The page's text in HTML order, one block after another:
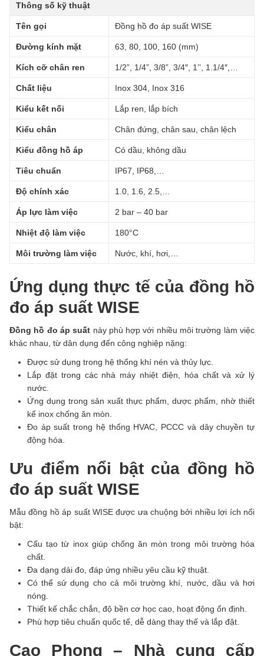
Thông số kỹ thuật
Tên gọi Đồng hồ đo áp suất WISE
Đường kính mặt 63, 80, 100, 160 (mm)
Kích cỡ chân ren 1/2”, 1/4”, 3/8”, 3/4″, 1’’, 1.1/4″,…
Chất liệu Inox 304, Inox 316
Kiểu kết nối Lắp ren, lắp bích
Kiểu chân Chân đứng, chân sau, chân lệch
Kiểu đồng hồ áp Có dầu, không dầu
Tiêu chuẩn IP67, IP68,…
Độ chính xác 1.0, 1.6, 2.5,…
Áp lực làm việc 2 bar – 40 bar
Nhiệt độ làm việc 180°C
Môi trường làm việc Nước, khí, hơi,…
Ứng dụng thực tế của đồng hồ
đo áp suất WISE
Đồng hồ đo áp suất này phù hợp với nhiều môi trường làm việc
khác nhau, từ dân dụng đến công nghiệp nặng:
Được sử dụng trong hệ thống khí nén và thủy lực.
Lắp đặt trong các nhà máy nhiệt điện, hóa chất và xử lý
nước.
Ứng dụng trong sản xuất thực phẩm, dược phẩm, nhờ thiết
kế inox chống ăn mòn.
Đo áp suất trong hệ thống HVAC, PCCC và dây chuyền tự
động hóa.
Ưu điểm nổi bật của đồng hồ
đo áp suất WISE
Mẫu đồng hồ áp suất WISE được ưa chuộng bởi nhiều lợi ích nổi
bật:
Cấu tạo từ inox giúp chống ăn mòn trong môi trường hóa
chất.
Đa dạng dải đo, đáp ứng nhiều yêu cầu kỹ thuật.
Có thể sử dụng cho cả môi trường khí, nước, dầu và hơi
nóng.
Thiết kế chắc chắn, độ bền cơ học cao, hoạt động ổn định.
Phù hợp tiêu chuẩn quốc tế, dễ dàng thay thế và lắp đặt.
Cao Phong – Nhà cung cấp